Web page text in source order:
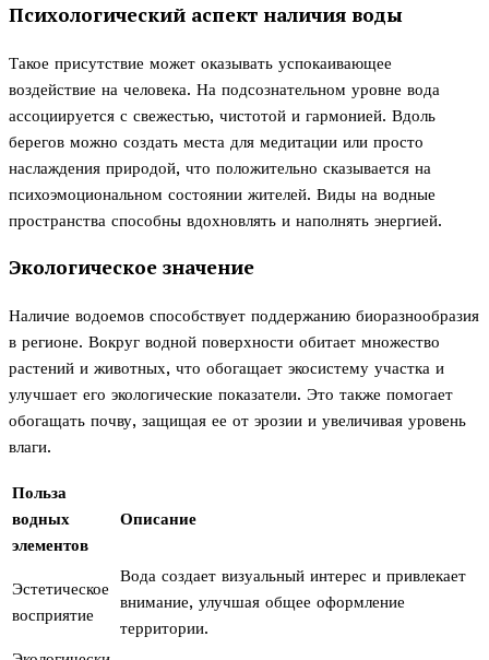
Психологический аспект наличия воды
Такое присутствие может оказывать успокаивающее
воздействие на человека. На подсознательном уровне вода
ассоциируется с свежестью, чистотой и гармонией. Вдоль
берегов можно создать места для медитации или просто
наслаждения природой, что положительно сказывается на
психоэмоциональном состоянии жителей. Виды на водные
пространства способны вдохновлять и наполнять энергией.
Экологическое значение
Наличие водоемов способствует поддержанию биоразнообразия
в регионе. Вокруг водной поверхности обитает множество
растений и животных, что обогащает экосистему участка и
улучшает его экологические показатели. Это также помогает
обогащать почву, защищая ее от эрозии и увеличивая уровень
влаги.
Польза
водных
элементов
Описание
Эстетическое
восприятие
Вода создает визуальный интерес и привлекает
внимание, улучшая общее оформление
территории.